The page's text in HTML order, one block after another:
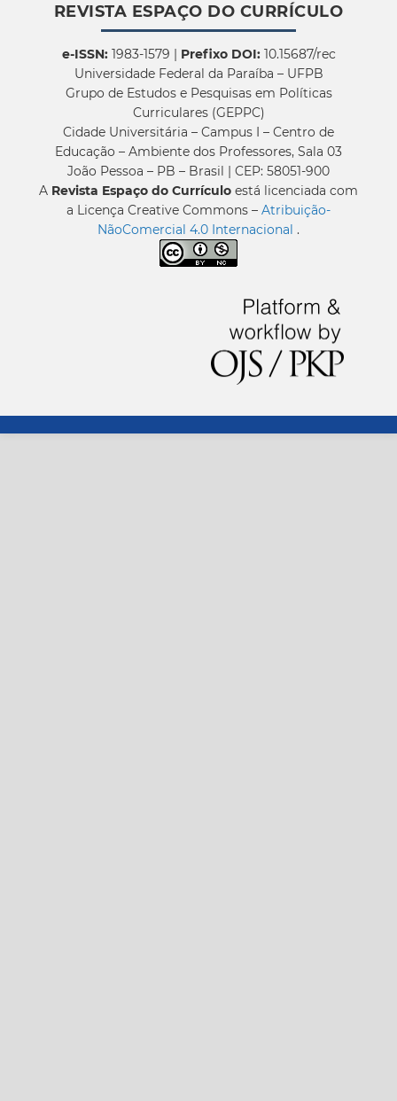
REVISTA ESPAÇO DO CURRÍCULO
e-ISSN:1983-1579 | Prefixo DOI:10.15687/rec
Universidade Federal da Paraíba – UFPB
Grupo de Estudos e Pesquisas em Políticas
Curriculares (GEPPC)
Cidade Universitária – Campus I – Centro de
Educação – Ambiente dos Professores, Sala 03
João Pessoa – PB – Brasil | CEP: 58051-900
A Revista Espaço do Currículo está licenciada com
a Licença Creative Commons – Atribuição-
NãoComercial 4.0 Internacional .